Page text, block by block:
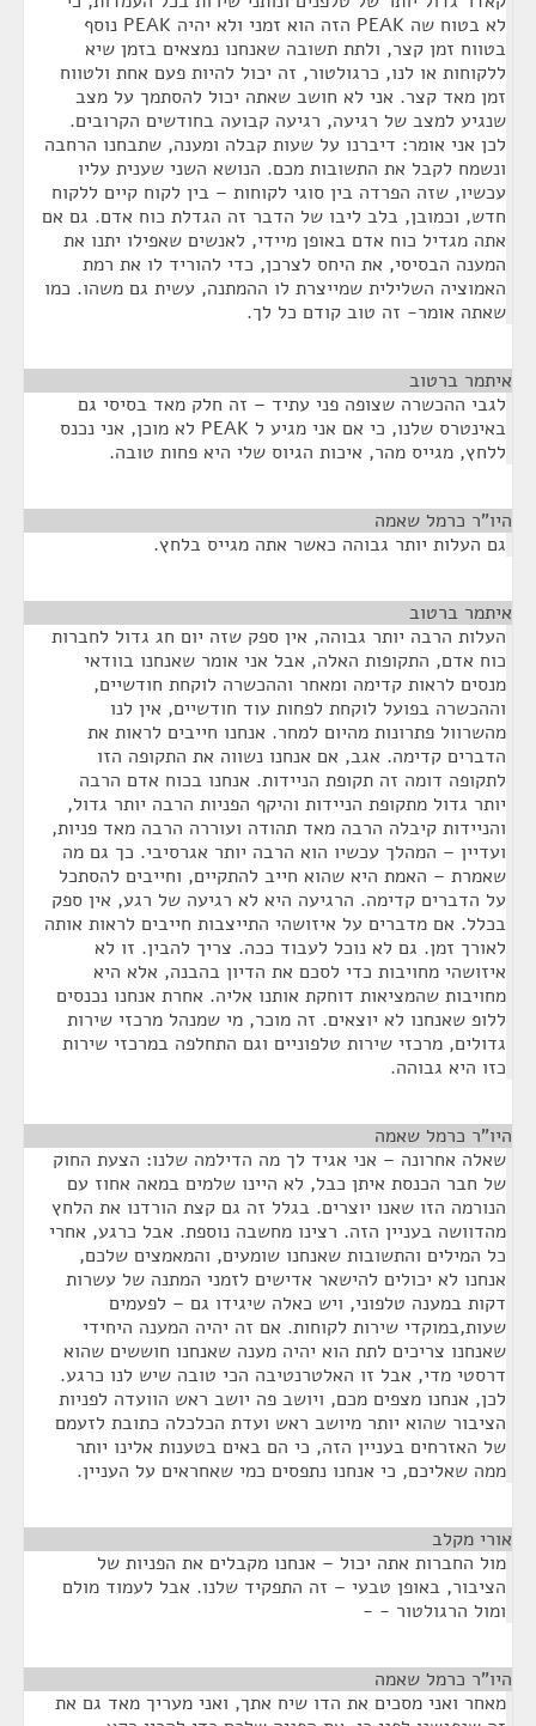
לא בטוח שה PEAK הזה הוא זמני ולא יהיה PEAK נוסף
בטווח זמן קצר, ולתת תשובה שאנחנו נמצאים בזמן שיא
ללקוחות או לנו, כרגולטור, זה יכול להיות פעם אחת ולטווח
זמן מאד קצר. אני לא חושב שאתה יכול להסתמך על מצב
שנגיע למצב של רגיעה, רגיעה קבועה בחודשים הקרובים.
לכן אני אומר: דיברנו על שעות קבלה ומענה, שתבחנו הרחבה
ונשמח לקבל את התשובות מכם. הנושא השני שענית עליו
עכשיו, שזה הפרדה בין סוגי לקוחות – בין לקוח קיים ללקוח
חדש, וכמובן, בלב ליבו של הדבר זה הגדלת כוח אדם. גם אם
אתה מגדיל כוח אדם באופן מיידי, לאנשים שאפילו יתנו את
המענה הבסיסי, את היחס לצרכן, כדי להוריד לו את רמת
האמוציה השלילית שמייצרת לו ההמתנה, עשית גם משהו. כמו
שאתה אומר- זה טוב קודם כל לך.
איתמר ברטוב
לגבי ההכשרה שצופה פני עתיד – זה חלק מאד בסיסי גם
באינטרס שלנו, כי אם אני מגיע ל PEAK לא מוכן, אני נכנס
ללחץ, מגייס מהר, איכות הגיוס שלי היא פחות טובה.
היו"ר כרמל שאמה
גם העלות יותר גבוהה כאשר אתה מגייס בלחץ.
איתמר ברטוב
העלות הרבה יותר גבוהה, אין ספק שזה יום חג גדול לחברות
כוח אדם, התקופות האלה, אבל אני אומר שאנחנו בוודאי
מנסים לראות קדימה ומאחר וההכשרה לוקחת חודשיים,
וההכשרה בפועל לוקחת לפחות עוד חודשיים, אין לנו
מהשרוול פתרונות מהיום למחר. אנחנו חייבים לראות את
הדברים קדימה. אגב, אם אנחנו נשווה את התקופה הזו
לתקופה דומה זה תקופת הניידות. אנחנו בכוח אדם הרבה
יותר גדול מתקופת הניידות והיקף הפניות הרבה יותר גדול,
והניידות קיבלה הרבה מאד תהודה ועוררה הרבה מאד פניות,
ועדיין – המהלך עכשיו הוא הרבה יותר אגרסיבי. כך גם מה
שאמרת – האמת היא שהוא חייב להתקיים, וחייבים להסתכל
על הדברים קדימה. הרגיעה היא לא רגיעה של רגע, אין ספק
בכלל. אם מדברים על איזושהי התייצבות חייבים לראות אותה
לאורך זמן. גם לא נוכל לעבוד ככה. צריך להבין. זו לא
איזושהי מחויבות כדי לסכם את הדיון בהבנה, אלא היא
מחויבות שהמציאות דוחקת אותנו אליה. אחרת אנחנו נכנסים
ללופ שאנחנו לא יוצאים. זה מוכר, מי שמנהל מרכזי שירות
גדולים, מרכזי שירות טלפוניים וגם התחלפה במרכזי שירות
כזו היא גבוהה.
היו"ר כרמל שאמה
שאלה אחרונה – אני אגיד לך מה הדילמה שלנו: הצעת החוק
של חבר הכנסת איתן כבל, לא היינו שלמים במאה אחוז עם
הנורמה הזו שאנו יוצרים. בגלל זה גם קצת הורדנו את הלחץ
מהדוושה בעניין הזה. רצינו מחשבה נוספת. אבל כרגע, אחרי
כל המילים והתשובות שאנחנו שומעים, והמאמצים שלכם,
אנחנו לא יכולים להישאר אדישים לזמני המתנה של עשרות
דקות במענה טלפוני, ויש כאלה שיגידו גם – לפעמים
שעות,במוקדי שירות לקוחות. אם זה יהיה המענה היחידי
שאנחנו צריכים לתת הוא יהיה מענה שאנחנו חוששים שהוא
דרסטי מדי, אבל זו האלטרנטיבה הכי טובה שיש לנו כרגע.
לכן, אנחנו מצפים מכם, ויושב פה יושב ראש הוועדה לפניות
הציבור שהוא יותר מיושב ראש ועדת הכלכלה כתובת לזעמם
של האזרחים בעניין הזה, כי הם באים בטענות אלינו יותר
ממה שאליכם, כי אנחנו נתפסים כמי שאחראים על העניין.
אורי מקלב
מול החברות אתה יכול – אנחנו מקבלים את הפניות של
הציבור, באופן טבעי – זה התפקיד שלנו. אבל לעמוד מולם
ומול הרגולטור - -
היו"ר כרמל שאמה
מאחר ואני מסכים את הדו שיח אתך, ואני מעריך מאד גם את